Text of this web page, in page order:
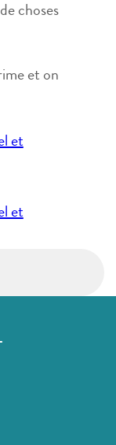
choses
et on
et
et